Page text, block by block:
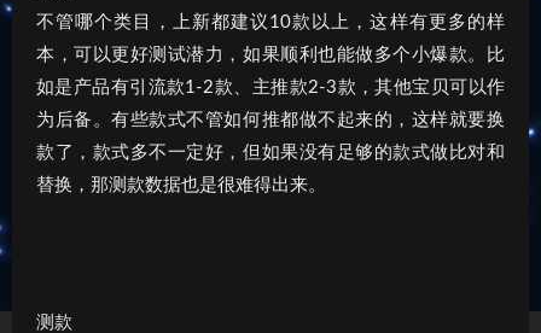
不管哪个类目，上新都建议10款以上，这样有更多的样
本，可以更好测试潜力，如果顺利也能做多个小爆款。比
如是产品有引流款1-2款、主推款2-3款，其他宝贝可以作
为后备。有些款式不管如何推都做不起来的，这样就要换
款了，款式多不一定好，但如果没有足够的款式做比对和
替换，那测款数据也是很难得出来。
测款